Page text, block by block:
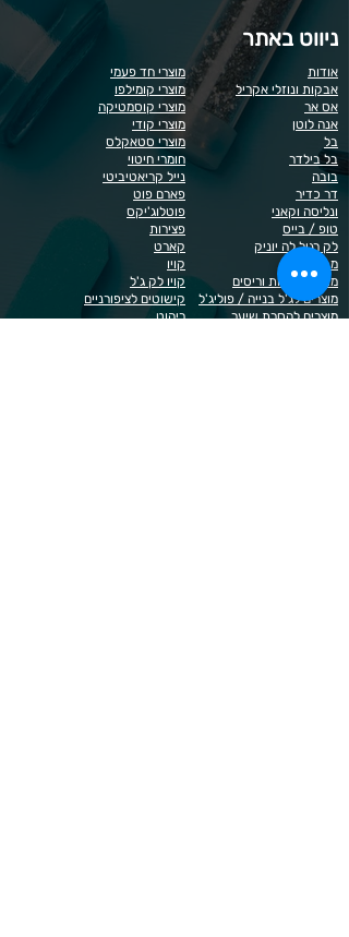
ניווט באתר
מוצרי חד פעמי
מוצרי קומילפו
מוצרי קוסמטיקה
מוצרי קודי
מוצרי סטאקלס
חומרי חיטוי
נייל קריאטיביטי
פארם פוט
פוטלוג'יקס
פצירות
קארט
קויו
קויו לק ג'ל
קישוטים לציפורניים
ריהוט
אודות
אבקות ונוזלי אקריל
אס אר
אנה לוטן
בל
בל בילדר
בובה
דר כדיר
ונליסה וקאני
טופ / בייס
לק רגיל לה יוניק
מבצעים
מוצרים לגבות וריסים
מוצרים לג'ל בנייה / פוליג'ל
מוצרים להסרת שיער